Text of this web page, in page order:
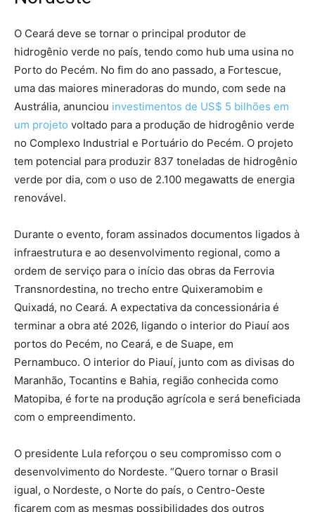
O Ceará deve se tornar o principal produtor de
hidrogênio verde no país, tendo como hub uma usina no
Porto do Pecém. No fim do ano passado, a Fortescue,
uma das maiores mineradoras do mundo, com sede na
Austrália, anunciou investimentos de US$ 5 bilhões em
um projeto voltado para a produção de hidrogênio verde
no Complexo Industrial e Portuário do Pecém. O projeto
tem potencial para produzir 837 toneladas de hidrogênio
verde por dia, com o uso de 2.100 megawatts de energia
renovável.
Durante o evento, foram assinados documentos ligados à
infraestrutura e ao desenvolvimento regional, como a
ordem de serviço para o início das obras da Ferrovia
Transnordestina, no trecho entre Quixeramobim e
Quixadá, no Ceará. A expectativa da concessionária é
terminar a obra até 2026, ligando o interior do Piauí aos
portos do Pecém, no Ceará, e de Suape, em
Pernambuco. O interior do Piauí, junto com as divisas do
Maranhão, Tocantins e Bahia, região conhecida como
Matopiba, é forte na produção agrícola e será beneficiada
com o empreendimento.
O presidente Lula reforçou o seu compromisso com o
desenvolvimento do Nordeste. “Quero tornar o Brasil
igual, o Nordeste, o Norte do país, o Centro-Oeste
ficarem com as mesmas possibilidades dos outros